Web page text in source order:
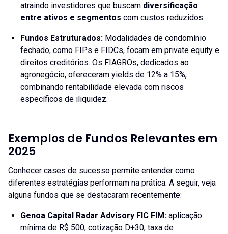
atraindo investidores que buscam diversificação
entre ativos e segmentos com custos reduzidos.
Fundos Estruturados: Modalidades de condomínio
fechado, como FIPs e FIDCs, focam em private equity e
direitos creditórios. Os FIAGROs, dedicados ao
agronegócio, ofereceram yields de 12% a 15%,
combinando rentabilidade elevada com riscos
específicos de iliquidez.
Exemplos de Fundos Relevantes em
2025
Conhecer cases de sucesso permite entender como
diferentes estratégias performam na prática. A seguir, veja
alguns fundos que se destacaram recentemente:
Genoa Capital Radar Advisory FIC FIM: aplicação
mínima de R$ 500, cotização D+30, taxa de